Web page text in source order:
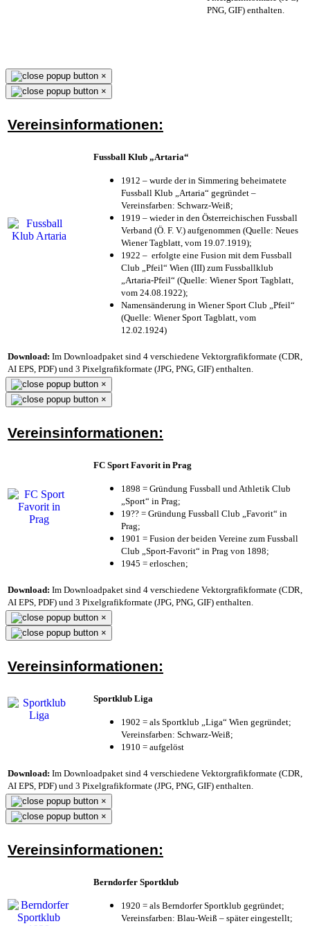
PNG, GIF) enthalten.
×
×
Vereinsinformationen:
Fussball Klub „Artaria“
1912 – wurde der in Simmering beheimatete
Fussball Klub „Artaria“ gegründet –
Vereinsfarben: Schwarz-Weiß;
1919 – wieder in den Österreichischen Fussball
Verband (Ö. F. V.) aufgenommen (Quelle: Neues
Wiener Tagblatt, vom 19.07.1919);
1922 – erfolgte eine Fusion mit dem Fussball
Club „Pfeil“ Wien (III) zum Fussballklub
„Artaria-Pfeil“ (Quelle: Wiener Sport Tagblatt,
vom 24.08.1922);
Namensänderung in Wiener Sport Club „Pfeil“
(Quelle: Wiener Sport Tagblatt, vom
12.02.1924)
Download: Im Downloadpaket sind 4 verschiedene Vektorgrafikformate (CDR,
AI EPS, PDF) und 3 Pixelgrafikformate (JPG, PNG, GIF) enthalten.
×
×
Vereinsinformationen:
FC Sport Favorit in Prag
1898 = Gründung Fussball und Athletik Club
„Sport“ in Prag;
19?? = Gründung Fussball Club „Favorit“ in
Prag;
1901 = Fusion der beiden Vereine zum Fussball
Club „Sport-Favorit“ in Prag von 1898;
1945 = erloschen;
Download: Im Downloadpaket sind 4 verschiedene Vektorgrafikformate (CDR,
AI EPS, PDF) und 3 Pixelgrafikformate (JPG, PNG, GIF) enthalten.
×
×
Vereinsinformationen:
Sportklub Liga
1902 = als Sportklub „Liga“ Wien gegründet;
Vereinsfarben: Schwarz-Weiß;
1910 = aufgelöst
Download: Im Downloadpaket sind 4 verschiedene Vektorgrafikformate (CDR,
AI EPS, PDF) und 3 Pixelgrafikformate (JPG, PNG, GIF) enthalten.
×
×
Vereinsinformationen:
Berndorfer Sportklub
1920 = als Berndorfer Sportklub gegründet;
Vereinsfarben: Blau-Weiß – später eingestellt;